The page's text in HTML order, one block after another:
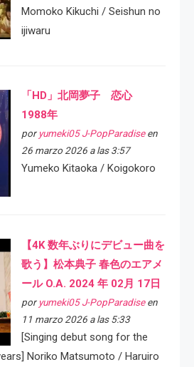
Momoko Kikuchi / Seishun no
ijiwaru
「HD」北岡夢子 恋心
1988年
por yumeki05 J-PopParadiseen
26 marzo 2026 a las 3:57
Yumeko Kitaoka / Koigokoro
【4K 数年ぶりにデビュー曲を
歌う】松本典子 春色のエアメ
ール O.A. 2024 年 02月 17日
por yumeki05 J-PopParadiseen
11 marzo 2026 a las 5:33
[Singing debut song for the
Noriko Matsumoto / Haruiro